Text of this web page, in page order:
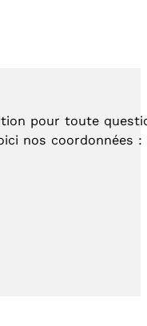
pour toute
nos coordonnées :